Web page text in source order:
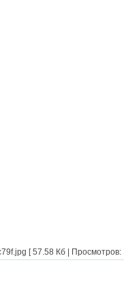
[ 57.58 Кб | Просмотров: